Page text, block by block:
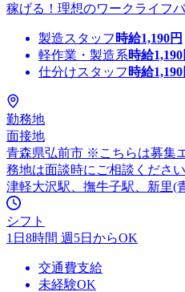
稼げる！理想のワークライフ
製造スタッフ 時給1,190円
軽作業・製造系時給1,190
仕分けスタッフ 時給1,190
勤務地
面接地
青森県弘前市 ※こちらは募集
務地は面談時にご相談ください
津軽大沢駅、撫牛子駅、新里(
シフト
1日8時間 週5日からOK
交通費支給
未経験OK